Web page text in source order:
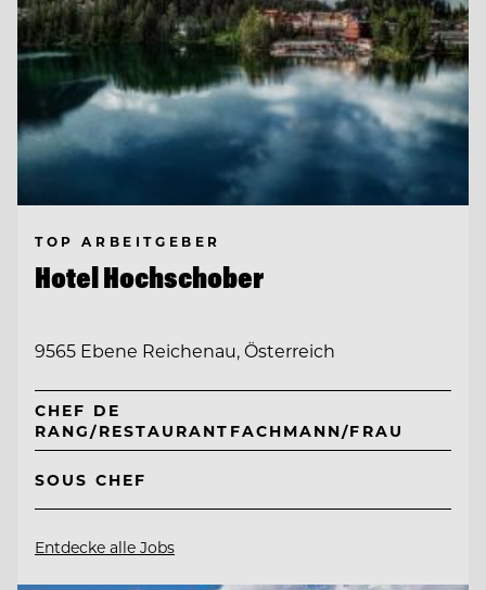
TOP ARBEITGEBER
Hotel Hochschober
9565 Ebene Reichenau, Österreich
CHEF DE
RANG/RESTAURANTFACHMANN/FRAU
SOUS CHEF
Entdecke alle Jobs